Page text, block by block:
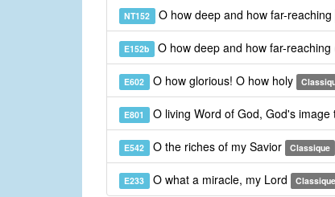
NT152 O how deep and how far-reaching
E152b O how deep and how far-reaching
E602 O how glorious! O how holy
E801 O living Word of God, God's image
E542 O the riches of my Savior Classique
E233 O what a miracle, my Lord Classique